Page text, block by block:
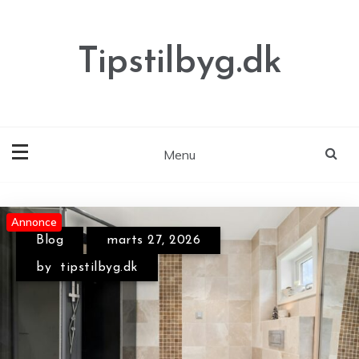
Tipstilbyg.dk
Menu
april 30, 2026 by tipstilbyg.dk
Annonce
Annonce
Blog marts 27, 2026
by tipstilbyg.dk
Annonce